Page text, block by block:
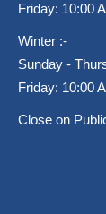
Friday: 10:00
Winter :-
Sunday -
Friday: 10:00
Close on